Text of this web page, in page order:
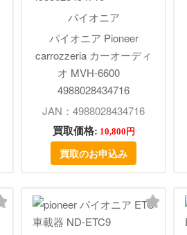
パイオニア
パイオニア Pioneer
carrozzeria カーオーディ
オ MVH-6600
4988028434716
JAN：4988028434716
買取価格: 10,800円
買取のお申込み